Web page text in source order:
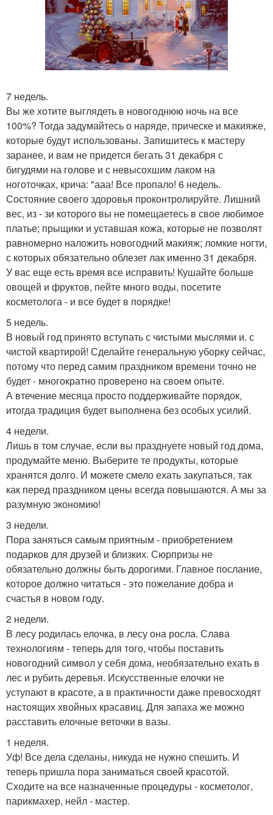
7 недель.
Вы же хотите выглядеть в новогоднюю ночь на все
100%? Тогда задумайтесь о наряде, прическе и макияже,
которые будут использованы. Запишитесь к мастеру
заранее, и вам не придется бегать 31 декабря с
бигудями на голове и с невысохшим лаком на
ноготочках, крича: "ааа! Все пропало! 6 недель.
Состояние своего здоровья проконтролируйте. Лишний
вес, из - зи которого вы не помещаетесь в свое любимое
платье; прыщики и уставшая кожа, которые не позволят
равномерно наложить новогодний макияж; ломкие ногти,
с которых обязательно облезет лак именно 31 декабря.
У вас еще есть время все исправить! Кушайте больше
овощей и фруктов, пейте много воды, посетите
косметолога - и все будет в порядке!
5 недель.
В новый год принято вступать с чистыми мыслями и. с
чистой квартирой! Сделайте генеральную уборку сейчас,
потому что перед самим праздником времени точно не
будет - многократно проверено на своем опыте.
А втечение месяца просто поддерживайте порядок,
итогда традиция будет выполнена без особых усилий.
4 недели.
Лишь в том случае, если вы празднуете новый год дома,
продумайте меню. Выберите те продукты, которые
хранятся долго. И можете смело ехать закупаться, так
как перед праздником цены всегда повышаются. А мы за
разумную экономию!
3 недели.
Пора заняться самым приятным - приобретением
подарков для друзей и близких. Сюрпризы не
обязательно должны быть дорогими. Главное послание,
которое должно читаться - это пожелание добра и
счастья в новом году.
2 недели.
В лесу родилась елочка, в лесу она росла. Слава
технологиям - теперь для того, чтобы поставить
новогодний символ у себя дома, необязательно ехать в
лес и рубить деревья. Искусственные елочки не
уступают в красоте, а в практичности даже превосходят
настоящих хвойных красавиц. Для запаха же можно
расставить елочные веточки в вазы.
1 неделя.
Уф! Все дела сделаны, никуда не нужно спешить. И
теперь пришла пора заниматься своей красотой.
Сходите на все назначенные процедуры - косметолог,
парикмахер, нейл - мастер.